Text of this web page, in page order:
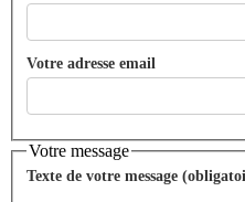
Votre adresse email
Votre message
Texte de votre message